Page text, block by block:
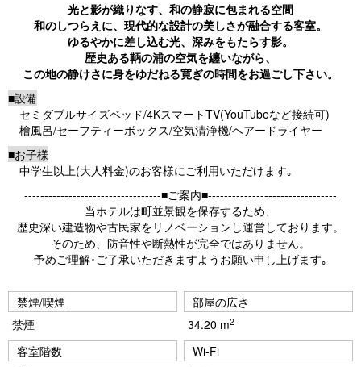
u
s
光と影が織りなす、和の静寂に包まれる空間
和のしつらえに、現代的な設計の美しさが融合する客室。
ゆるやかに差し込む光、深みをもたらす影。
歴史ある鞆の浦の空気を纏いながら、
この地の静けさに身をゆだねる寛ぎの時間をお過ごし下さい。
■設備
セミダブルサイズベッド/4KスマートTV(YouTubeなど接続可)
檜風呂/セーフティーボックス/空気清浄機/ヘアードライヤー
■お子様
中学生以上(大人料金)のお客様にご利用いただけます｡
----------------------------------■ご案内■--------------------------------
当ホテルは町並景観を保存するため、
歴史深い建造物や古民家をリノベーションし運営しております。
そのため、防音性や断熱性が完全ではありません。
予めご理解･ご了承いただきますようお願い申し上げます｡
禁煙/喫煙
禁煙
部屋の広さ
34.20 m2
客室階数
Wi-Fi